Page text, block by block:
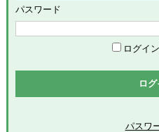
めます。
「会員」とは、本サービス
え当社グループが定める手
ープに提供した全ての情報を
「個人情報」とは、個人情
パスワード
ログイ
ロ
パスワ